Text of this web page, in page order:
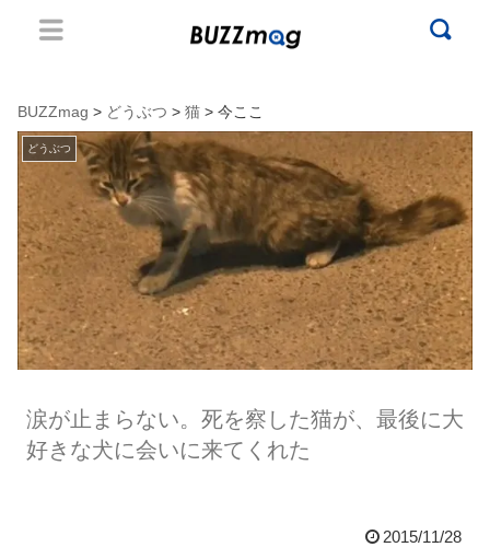
BUZZmag > どうぶつ > 猫 > 今ここ
どうぶつ
涙が止まらない。死を察した猫が、最後に大
好きな犬に会いに来てくれた
2015/11/28